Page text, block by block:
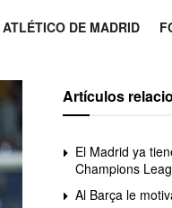
ATLÉTICO DE MADRID
Artículos
El Madrid ya
Champions
Al Barça le